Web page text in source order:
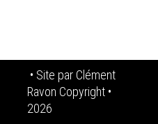
• Site par Clément
Ravon Copyright •
2026